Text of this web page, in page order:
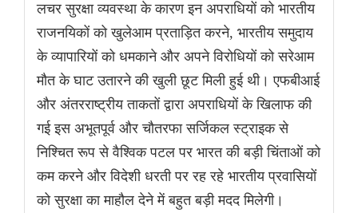
लचर सुरक्षा व्यवस्था के कारण इन अपराधियों को भारतीय
राजनयिकों को खुलेआम प्रताड़ित करने, भारतीय समुदाय
के व्यापारियों को धमकाने और अपने विरोधियों को सरेआम
मौत के घाट उतारने की खुली छूट मिली हुई थी। एफबीआई
और अंतरराष्ट्रीय ताकतों द्वारा अपराधियों के खिलाफ की
गई इस अभूतपूर्व और चौतरफा सर्जिकल स्ट्राइक से
निश्चित रूप से वैश्विक पटल पर भारत की बड़ी चिंताओं को
कम करने और विदेशी धरती पर रह रहे भारतीय प्रवासियों
को सुरक्षा का माहौल देने में बहुत बड़ी मदद मिलेगी।